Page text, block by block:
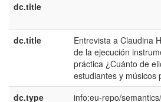
dc.title
dc.title
Entrevista a Claudina
de la ejecución
práctica ¿Cuánto de
estudiantes y músicos
dc.type info:eu-repo/